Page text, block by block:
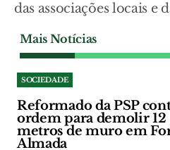
das associações locais e
Mais Notícias
SOCIEDADE
Reformado da PSP
ordem para demolir 12
metros de muro em
Almada